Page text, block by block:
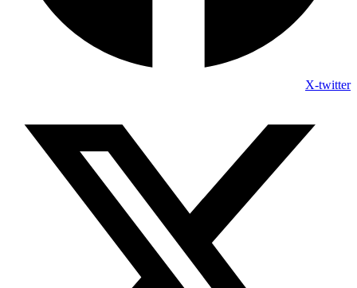
X-twitter